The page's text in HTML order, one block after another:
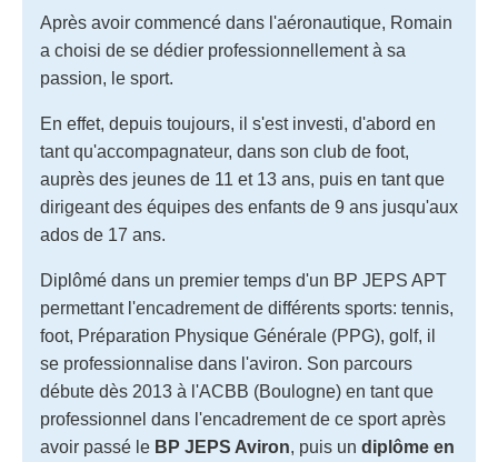
Après avoir commencé dans l'aéronautique, Romain
a choisi de se dédier professionnellement à sa
passion, le sport.
En effet, depuis toujours, il s'est investi, d'abord en
tant qu'accompagnateur, dans son club de foot,
auprès des jeunes de 11 et 13 ans, puis en tant que
dirigeant des équipes des enfants de 9 ans jusqu'aux
ados de 17 ans.
Diplômé dans un premier temps d'un BP JEPS APT
permettant l'encadrement de différents sports: tennis,
foot, Préparation Physique Générale (PPG), golf, il
se professionnalise dans l'aviron. Son parcours
débute dès 2013 à l'ACBB (Boulogne) en tant que
professionnel dans l'encadrement de ce sport après
avoir passé le BP JEPS Aviron, puis un diplôme en